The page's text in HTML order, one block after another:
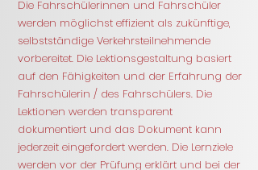
Die Fahrschülerinnen und Fahrschüler
werden möglichst effizient als zukünftige,
selbstständige Verkehrsteilnehmende
vorbereitet. Die Lektionsgestaltung basiert
auf den Fähigkeiten und der Erfahrung der
Fahrschülerin / des Fahrschülers. Die
Lektionen werden transparent
dokumentiert und das Dokument kann
jederzeit eingefordert werden. Die Lernziele
werden vor der Prüfung erklärt und bei der